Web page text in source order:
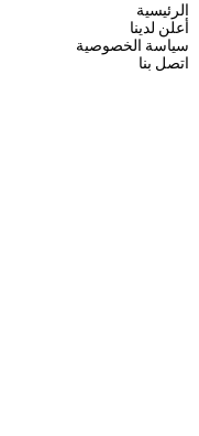
الرئيسية
أعلن لدينا
سياسة الخصوصية
اتصل بنا